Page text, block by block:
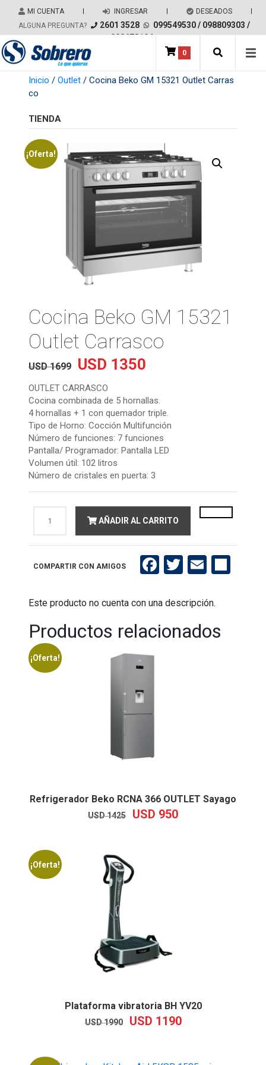
MI CUENTA | INGRESAR | DESEADOS |
ALGUNA PREGUNTA? 2601 3528 099549530/ 098809303 /
098678194
Salir del contenido
Main Navigation 0
Inicio / Outlet / Cocina Beko GM 15321 Outlet Carras
co
TIENDA
¡Oferta!
Cocina Beko GM 15321
Outlet Carrasco
USD1699
original
era:
USD
1699.
USD 1350
es:
USD
1350.
OUTLET CARRASCO
Cocina combinada de 5 hornallas.
4 hornallas + 1 con quemador triple.
Tipo de Horno: Cocción Multifunción
Número de funciones: 7 funciones
Pantalla/ Programador: Pantalla LED
Volumen útil: 102 litros
Número de cristales en puerta: 3
Beko
15321
Carrasco
AÑADIR AL CARRITO
COMPARTIR CON AMIGOS FacebookTwitter
Este producto no cuenta con una descripción.
Productos relacionados
¡Oferta!
Refrigerador Beko RCNA 366 OUTLET Sayago
USD1425
1425.
USD 950EL
¡Oferta!
Plataforma vibratoria BH YV20
USD1990 USD 1190EL
USD